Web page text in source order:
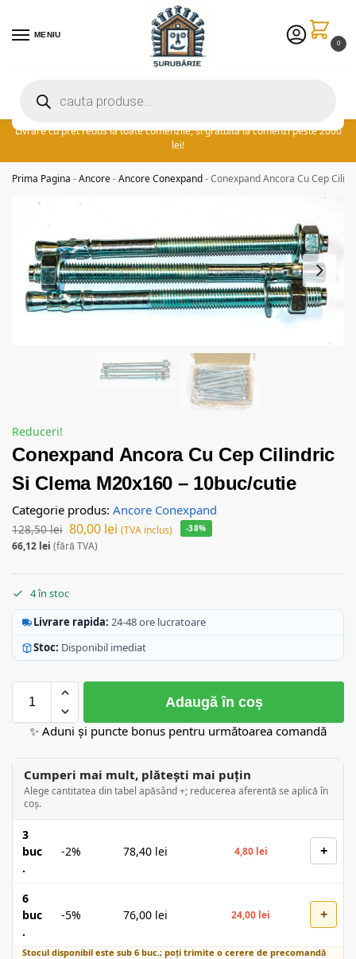
MENIU
0
reducere la comenzile peste 300 lei! adauga cuponul ‘FIDSUR’ la
Livrare cu pret redus la toate comenzile, si gratuita la comenzi peste 2000
lei!
Prima Pagina - Ancore - Ancore Conexpand - Conexpand Ancora Cu Cep
Reduceri!
Conexpand Ancora Cu Cep Cilindric
Si Clema M20x160 – 10buc/cutie
Categorie produs: Ancore Conexpand
128,50lei 80,00 lei (TVA inclus)
66,12 lei (fără TVA)
-38%
4 în stoc
Livrare rapida: 24-48 ore lucratoare
Stoc: Disponibil imediat
Adaugă în coș
✨ Aduni și puncte bonus pentru următoarea comandă
Cumperi mai mult, plătești mai puțin
Alege cantitatea din tabel apăsând +; reducerea aferentă se aplică în
coș.
3
buc
.
-2% 78,40 lei 4,80 lei +
6
buc
.
-5% 76,00 lei 24,00 lei +
Stocul disponibil este sub 6 buc.; poți trimite o cerere de precomandă